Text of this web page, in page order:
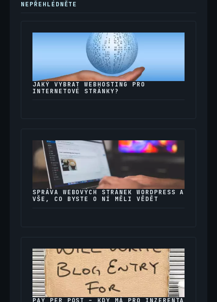
NEPŘEHLÉDNĚTE
JAKÝ VYBRAT WEBHOSTING PRO
INTERNETOVÉ STRÁNKY?
SPRÁVA WEBOVÝCH STRÁNEK WORDPRESS A
VŠE, CO BYSTE O NÍ MĚLI VĚDĚT